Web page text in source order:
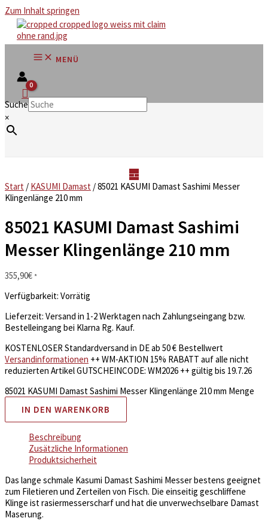
Zum Inhalt springen
MENÜ
Suche
×
Start / KASUMI Damast / 85021 KASUMI Damast Sashimi Messer
Klingenlänge 210 mm
85021 KASUMI Damast Sashimi
Messer Klingenlänge 210 mm
355,90€ *
Verfügbarkeit: Vorrätig
Lieferzeit: Versand in 1-2 Werktagen nach Zahlungseingang bzw.
Bestelleingang bei Klarna Rg. Kauf.
KOSTENLOSER Standardversand in DE ab 50 € Bestellwert
Versandinformationen ++ WM-AKTION 15% RABATT auf alle nicht
reduzierten Artikel GUTSCHEINCODE: WM2026 ++ gültig bis 19.7.26
85021 KASUMI Damast Sashimi Messer Klingenlänge 210 mm Menge
IN DEN WARENKORB
Beschreibung
Zusätzliche Informationen
Produktsicherheit
Das lange schmale Kasumi Damast Sashimi Messer bestens geeignet
zum Filetieren und Zerteilen von Fisch. Die einseitig geschliffene
Klinge ist rasiermesserscharf und hat die unverwechselbare Damast
Maserung.